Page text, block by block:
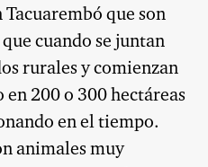
que son
cuando se juntan
rurales y comienzan
200 o 300 hectáreas
en el tiempo.
animales muy